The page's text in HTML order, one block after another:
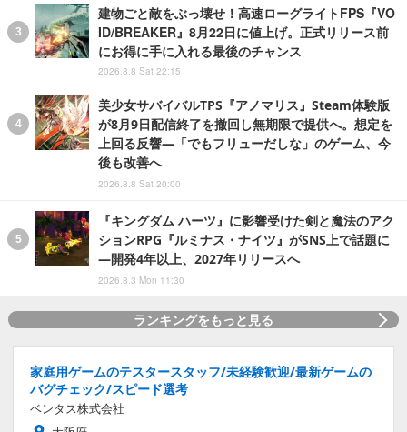
建物ごと敵をぶっ壊せ！高速ローグライトFPS『VO
ID/BREAKER』8月22日に値上げ。正式リリース前
にお得に手に入れる最後のチャンス
2026.8.8 Sat 22:15
美少女サバイバルTPS『アノマリス』Steam体験版
が8月9日配信終了を撤回し無期限で提供へ。想定を
上回る反響―「でもフリューだしな」のゲーム、今
後も改善へ
2026.8.8 Sat 20:00
『キングダム ハーツ』に影響受けた剣と魔法のアク
ションRPG『ルミナス・ナイツ』がSNS上で話題に
―開発4年以上、2027年リリースへ
2026.8.3 Mon 11:30
ランキングをもっと見る
家庭用ゲームのテスタースタッフ/未経験歓迎/最新ゲームの
バグチェック/スピード選考
ベンタス株式会社